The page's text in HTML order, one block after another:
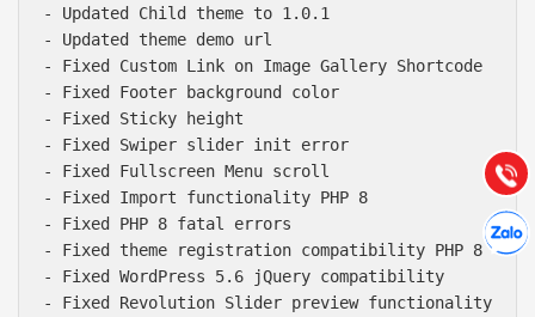
- Updated Child theme to 1.0.1
- Updated theme demo url
- Fixed Custom Link on Image Gallery Shortcode
- Fixed Footer background color
- Fixed Sticky height
- Fixed Swiper slider init error
- Fixed Fullscreen Menu scroll
- Fixed Import functionality PHP 8
- Fixed PHP 8 fatal errors
- Fixed theme registration compatibility PHP 8
- Fixed WordPress 5.6 jQuery compatibility
- Fixed Revolution Slider preview functionality
Gọi
0903.976.769
(028) 22.166.144
Chát